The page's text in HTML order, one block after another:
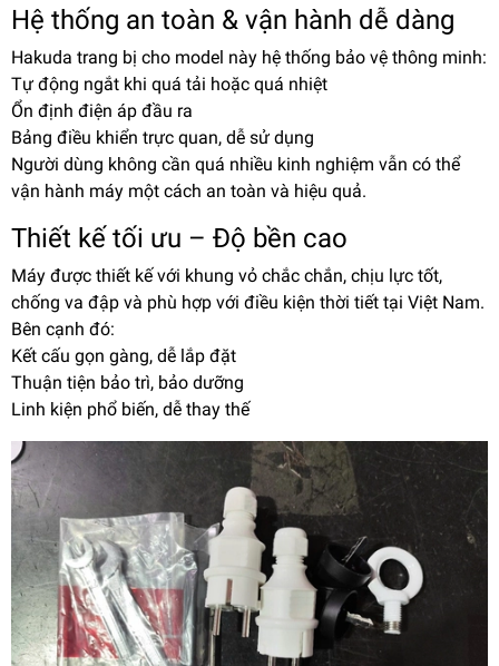
Hệ thống an toàn & vận hành dễ dàng
Hakuda trang bị cho model này hệ thống bảo vệ thông minh:
Tự động ngắt khi quá tải hoặc quá nhiệt
Ổn định điện áp đầu ra
Bảng điều khiển trực quan, dễ sử dụng
Người dùng không cần quá nhiều kinh nghiệm vẫn có thể
vận hành máy một cách an toàn và hiệu quả.
Thiết kế tối ưu – Độ bền cao
Máy được thiết kế với khung vỏ chắc chắn, chịu lực tốt,
chống va đập và phù hợp với điều kiện thời tiết tại Việt Nam.
Bên cạnh đó:
Kết cấu gọn gàng, dễ lắp đặt
Thuận tiện bảo trì, bảo dưỡng
Linh kiện phổ biến, dễ thay thế